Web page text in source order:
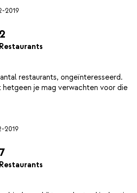
2019
2
Restaurants
restaurants, ongeïnteresseerd.
je mag verwachten voor die
2019
7
Restaurants